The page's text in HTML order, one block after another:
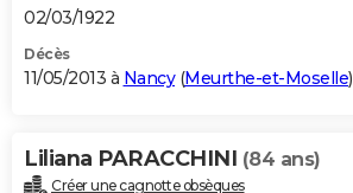
02/03/1922
Décès
11/05/2013 à Nancy(Meurthe-et-Moselle)
Liliana PARACCHINI (84 ans)
Créer une cagnotte obsèques